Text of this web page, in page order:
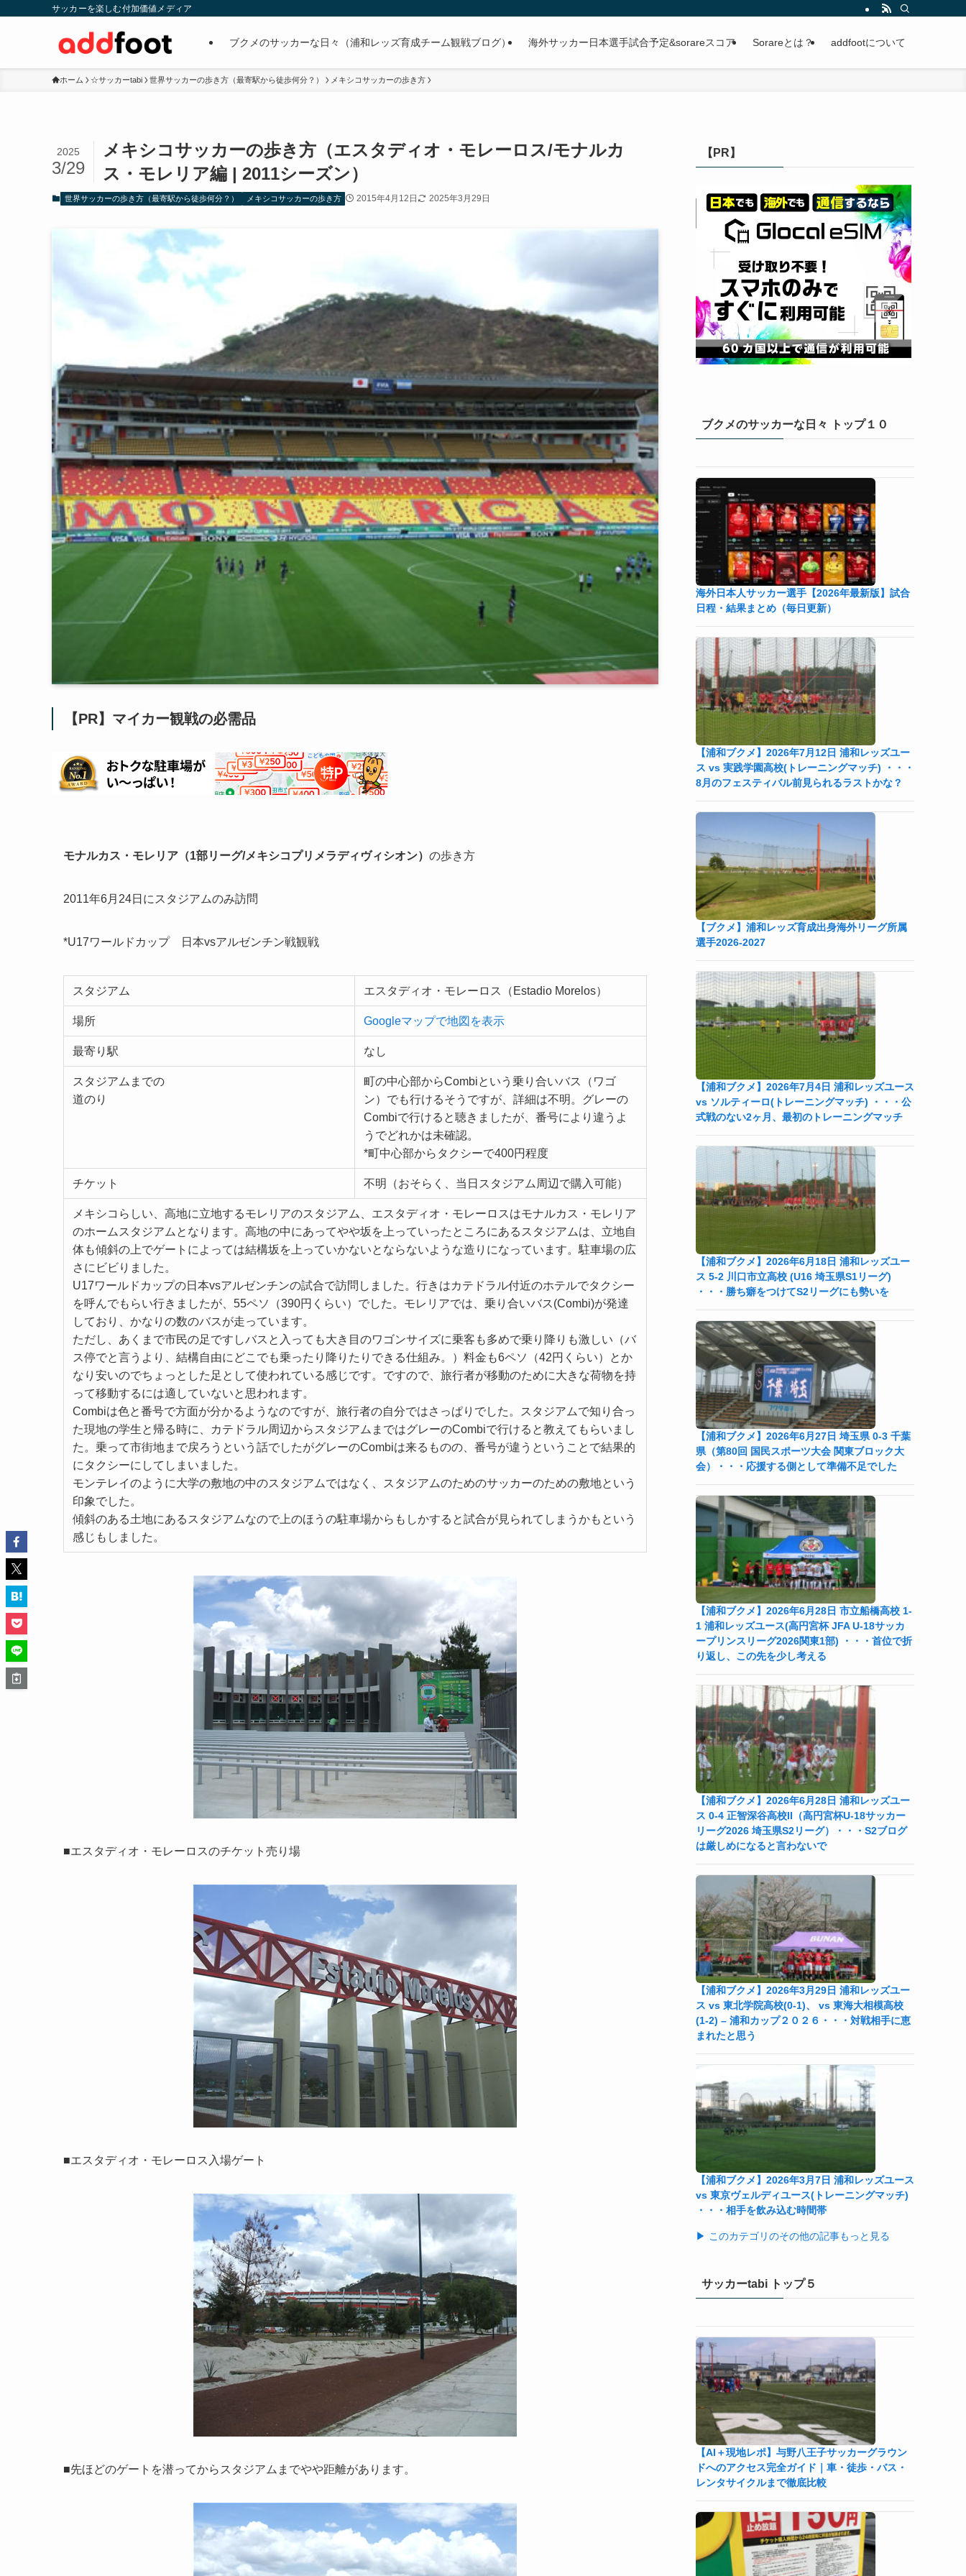
サッカーを楽しむ付加価値メディア
ブクメのサッカーな日々（浦和レッズ育成チーム観戦ブログ） 海外サッカー日本選手試合予定&sorareスコア Sorareとは？ addfootについて
ホーム ☆サッカーtabi 世界サッカーの歩き方（最寄駅から徒歩何分？） メキシコサッカーの歩き方
メキシコサッカーの歩き方（エスタディオ・モレーロス/モナルカ
ス・モレリア編 | 2011シーズン）
2025
3/29
世界サッカーの歩き方（最寄駅から徒歩何分？） メキシコサッカーの歩き方 2015年4月12日 2025年3月29日
【PR】マイカー観戦の必需品
モナルカス・モレリア（1部リーグ/メキシコプリメラディヴィシオン） の歩き方
2011年6月24日にスタジアムのみ訪問
*U17ワールドカップ 日本vsアルゼンチン戦観戦
スタジアム エスタディオ・モレーロス（Estadio Morelos）
場所 Googleマップで地図を表示
最寄り駅 なし
スタジアムまでの
道のり
町の中心部からCombiという乗り合いバス（ワゴ
ン）でも行けるそうですが、詳細は不明。グレーの
Combiで行けると聴きましたが、番号により違うよ
うでどれかは未確認。
*町中心部からタクシーで400円程度
チケット 不明（おそらく、当日スタジアム周辺で購入可能）
メキシコらしい、高地に立地するモレリアのスタジアム、エスタディオ・モレーロスはモナルカス・モレリア
のホームスタジアムとなります。高地の中にあってやや坂を上っていったところにあるスタジアムは、立地自
体も傾斜の上でゲートによっては結構坂を上っていかないとならないような造りになっています。駐車場の広
さにビビりました。
U17ワールドカップの日本vsアルゼンチンの試合で訪問しました。行きはカテドラル付近のホテルでタクシー
を呼んでもらい行きましたが、55ペソ（390円くらい）でした。モレリアでは、乗り合いバス(Combi)が発達
しており、かなりの数のバスが走っています。
ただし、あくまで市民の足ですしバスと入っても大き目のワゴンサイズに乗客も多めで乗り降りも激しい（バ
ス停でと言うより、結構自由にどこでも乗ったり降りたりできる仕組み。）料金も6ペソ（42円くらい）とか
なり安いのでちょっとした足として使われている感じです。ですので、旅行者が移動のために大きな荷物を持
って移動するには適していないと思われます。
Combiは色と番号で方面が分かるようなのですが、旅行者の自分ではさっぱりでした。スタジアムで知り合っ
た現地の学生と帰る時に、カテドラル周辺からスタジアムまではグレーのCombiで行けると教えてもらいまし
た。乗って市街地まで戻ろうという話でしたがグレーのCombiは来るものの、番号が違うということで結果的
にタクシーにしてしまいました。
モンテレイのように大学の敷地の中のスタジアムではなく、スタジアムのためのサッカーのための敷地という
印象でした。
傾斜のある土地にあるスタジアムなので上のほうの駐車場からもしかすると試合が見られてしまうかもという
感じもしました。
■エスタディオ・モレーロスのチケット売り場
■エスタディオ・モレーロス入場ゲート
■先ほどのゲートを潜ってからスタジアムまでやや距離があります。
【PR】
ブクメのサッカーな日々 トップ１０
海外日本人サッカー選手【2026年最新版】試合
日程・結果まとめ（毎日更新）
【浦和ブクメ】2026年7月12日 浦和レッズユー
ス vs 実践学園高校(トレーニングマッチ) ・・・
8月のフェスティバル前見られるラストかな？
【ブクメ】浦和レッズ育成出身海外リーグ所属
選手2026-2027
【浦和ブクメ】2026年7月4日 浦和レッズユース
vs ソルティーロ(トレーニングマッチ) ・・・公
式戦のない2ヶ月、最初のトレーニングマッチ
【浦和ブクメ】2026年6月18日 浦和レッズユー
ス 5-2 川口市立高校 (U16 埼玉県S1リーグ)
・・・勝ち癖をつけてS2リーグにも勢いを
【浦和ブクメ】2026年6月27日 埼玉県 0-3 千葉
県（第80回 国民スポーツ大会 関東ブロック大
会）・・・応援する側として準備不足でした
【浦和ブクメ】2026年6月28日 市立船橋高校 1-
1 浦和レッズユース(高円宮杯 JFA U-18サッカ
ープリンスリーグ2026関東1部) ・・・首位で折
り返し、この先を少し考える
【浦和ブクメ】2026年6月28日 浦和レッズユー
ス 0-4 正智深谷高校II（高円宮杯U-18サッカー
リーグ2026 埼玉県S2リーグ）・・・S2ブログ
は厳しめになると言わないで
【浦和ブクメ】2026年3月29日 浦和レッズユー
ス vs 東北学院高校(0-1)、 vs 東海大相模高校
(1-2) – 浦和カップ２０２６・・・対戦相手に恵
まれたと思う
【浦和ブクメ】2026年3月7日 浦和レッズユース
vs 東京ヴェルディユース(トレーニングマッチ)
・・・相手を飲み込む時間帯
▶ このカテゴリのその他の記事もっと見る
サッカーtabi トップ５
【AI＋現地レポ】与野八王子󠁣󠁴󠁿󠁣󠁴󠁿サッカーグラウン
ドへのアクセス完全ガイド｜車・徒歩・バス・
レンタサイクルまで徹底比較